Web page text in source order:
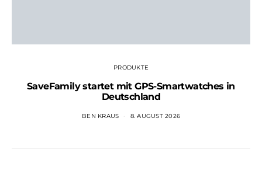
PRODUKTE
SaveFamily startet mit GPS-Smartwatches in
Deutschland
BEN KRAUS 8. AUGUST 2026